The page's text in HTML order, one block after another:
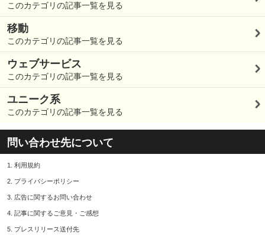
このカテゴリの記事一覧を見る
移動
このカテゴリの記事一覧を見る
ウェブサービス
このカテゴリの記事一覧を見る
ユニーク系
このカテゴリの記事一覧を見る
問い合わせ先について
1. 利用規約
2. プライバシーポリシー
3. 広告に関するお問い合わせ
4. 記事に関するご意見・ご感想
5. プレスリリース送付先